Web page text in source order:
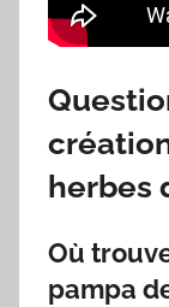
herbes
Où
pampa